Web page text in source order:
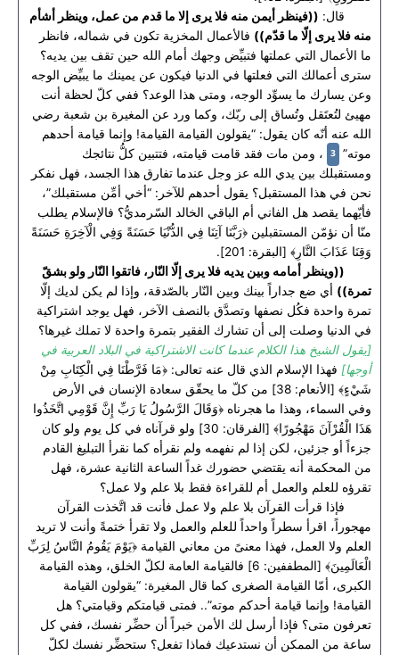
قال: ((فينظر أيمن منه فلا يرى إلا ما قدم من عمل، وينظر أشأم
منه فلا يرى إلّا ما قدّم)) فالأعمال المخزية تكون في شماله، فانظر
ما الأعمال التي عملتها فتبيِّض وجهك أمام الله حين تقف بين يديه؟
سترى أعمالك التي فعلتها في الدنيا فيكون عن يمينك ما يبيِّض الوجه
وعن يسارك ما يسوِّد الوجه، ومتى هذا الوعد؟ ففي كلّ لحظة أنت
مهيئ لتُعتَقل وتُساق إلى ربّك، وكما ورد عن المغيرة بن شعبة رضي
الله عنه أنّه كان يقول: “يقولون القيامة القيامة! وإنما قيامة أحدهم
موته” 3 ، ومن مات فقد قامت قيامته، فتتبين كلُّ نتائجك
ومستقبلك بين يدي الله عز وجل عندما تفارق هذا الجسد، فهل نفكر
نحن في هذا المستقبل؟ يقول أحدهم للآخر: “أخي أمِّن مستقبلك”،
فأيّهما يقصد هل الفاني أم الباقي الخالد السّرمديُّ؟ فالإسلام يطلب
منّا أن نؤمّن المستقبلين ﴿رَبَّنَا آتِنَا فِي الدُّنْيَا حَسَنَةً وَفِي الْآخِرَةِ حَسَنَةً
وَقِنَا عَذَابَ النَّارِ﴾ [البقرة: 201].
((وينظر أمامه وبين يديه فلا يرى إلّا النّار، فاتقوا النّار ولو بشقّ
تمرة)) أي ضع جداراً بينك وبين النّار بالصّدقة، وإذا لم يكن لديك إلّا
تمرة واحدة فكُل نصفها وتصدَّق بالنصف الآخر، فهل يوجد اشتراكية
في الدنيا وصلت إلى أن تشارك الفقير بتمرة واحدة لا تملك غيرها؟
[يقول الشيخ هذا الكلام عندما كانت الاشتراكية في البلاد العربية في
أوجها] فهذا الإسلام الذي قال عنه تعالى: ﴿مَا فَرَّطْنَا فِي الْكِتَابِ مِنْ
شَيْءٍ﴾ [الأنعام: 38] من كلّ ما يحقّق سعادة الإنسان في الأرض
وفي السماء، وهذا ما هجرناه ﴿وَقَالَ الرَّسُولُ يَا رَبِّ إِنَّ قَوْمِي اتَّخَذُوا
هَذَا الْقُرْآنَ مَهْجُورًا﴾ [الفرقان: 30] ولو قرآناه في كل يوم ولو كان
جزءاً أو جزئين، لكن إذا لم نفهمه ولم نقرأه كما نقرأ التبليغ القادم
من المحكمة أنه يقتضي حضورك غداً الساعة الثانية عشرة، فهل
تقرؤه للعلم والعمل أم للقراءة فقط بلا علم ولا عمل؟
فإذا قرأت القرآن بلا علم ولا عمل فأنت قد اتَّخذت القرآن
مهجوراً، اقرأ سطراً واحداً للعلم والعمل ولا تقرأ ختمةً وأنت لا تريد
العلم ولا العمل، فهذا معنىً من معاني القيامة ﴿يَوْمَ يَقُومُ النَّاسُ لِرَبِّ
الْعَالَمِينَ﴾ [المطففين: 6] فالقيامة العامة لكلّ الخلق، وهذه القيامة
الكبرى، أمّا القيامة الصغرى كما قال المغيرة: “يقولون القيامة
القيامة! وإنما قيامة أحدكم موته”.. فمتى قيامتكم وقيامتي؟ هل
تعرفون متى؟ فإذا أرسل لك الأمن خبراً أن حضِّر نفسك، ففي كل
ساعة من الممكن أن نستدعيك فماذا تفعل؟ ستحضِّر نفسك لكلّ